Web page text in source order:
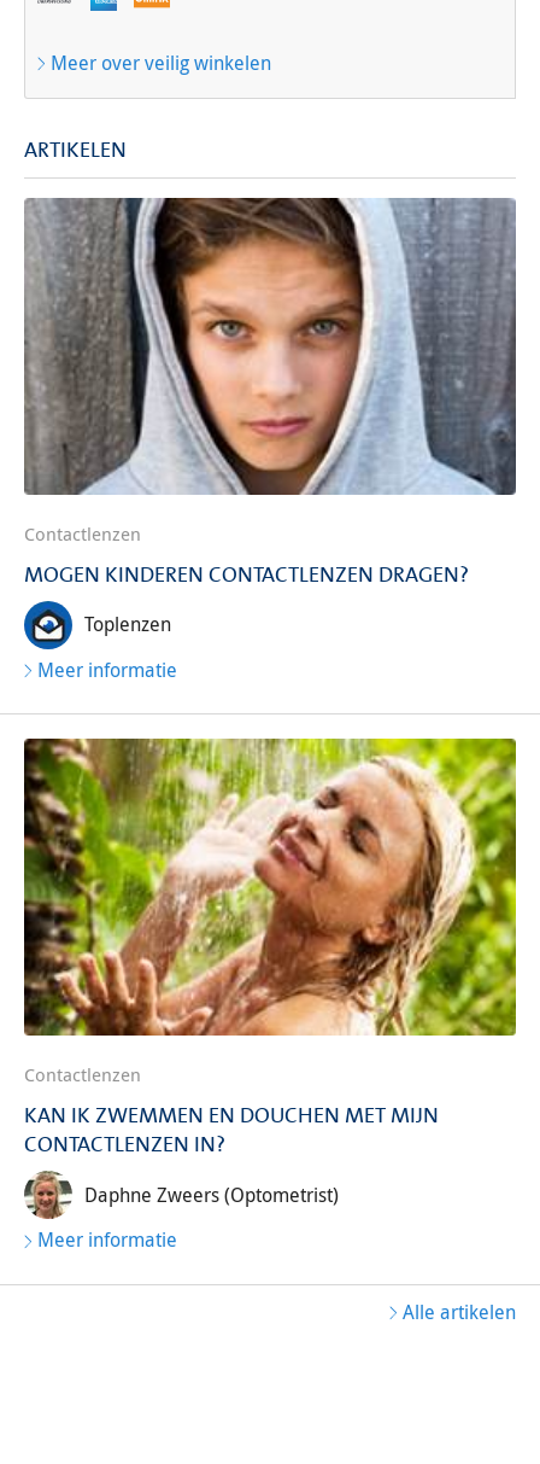
Meer over veilig winkelen
ARTIKELEN
Contactlenzen
MOGEN KINDEREN CONTACTLENZEN DRAGEN?
Toplenzen
Meer informatie
Contactlenzen
KAN IK ZWEMMEN EN DOUCHEN MET MIJN
CONTACTLENZEN IN?
Daphne Zweers (Optometrist)
Meer informatie
Alle artikelen